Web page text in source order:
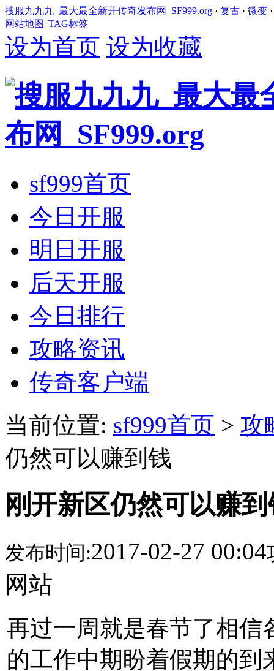
搜服九九九_最大最全新开传奇发布网_SF999.org · 复古 · 微变
网站地图| TAG标签
设为首页 设为收藏
sf999首页
今日开服
明日开服
后天开服
今日排行
攻略资讯
传奇客户端
当前位置: sf999首页 > 攻
仍然可以赚到钱
刚开新区仍然可以赚
发布时间:2017-02-27 00:04
网站
再过一周就是春节了相信
的工作中期盼着假期的到